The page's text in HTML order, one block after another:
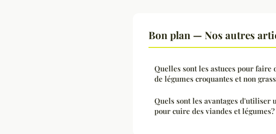
Bon plan — Nos autres
Quelles sont les astuces pour faire
de légumes croquantes et non
Quels sont les avantages d'utiliser
pour cuire des viandes et légumes?